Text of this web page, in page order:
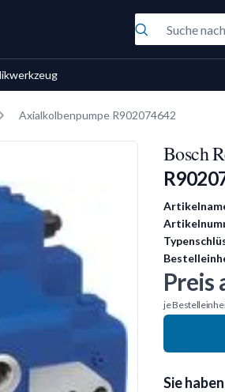
Axialkolbenpumpe R902074642
Bosch
Produkt
Preis
je
Sie